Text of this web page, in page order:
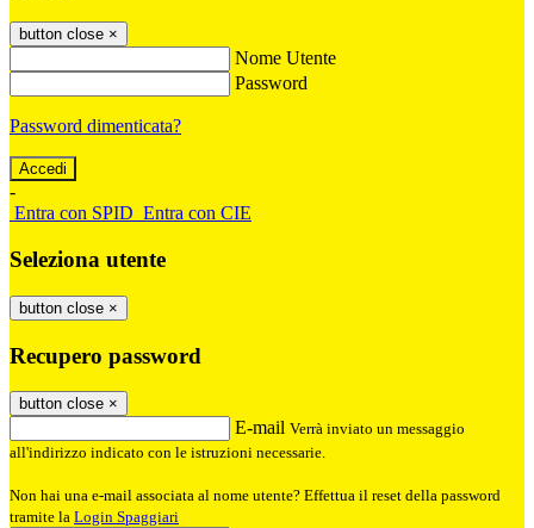
button close ×
Nome Utente
Password
Password dimenticata?
-
Entra con SPID Entra con CIE
Seleziona utente
button close ×
Recupero password
button close ×
E-mail Verrà inviato un messaggio
all'indirizzo indicato con le istruzioni necessarie.
Non hai una e-mail associata al nome utente? Effettua il reset della password
tramite la Login Spaggiari